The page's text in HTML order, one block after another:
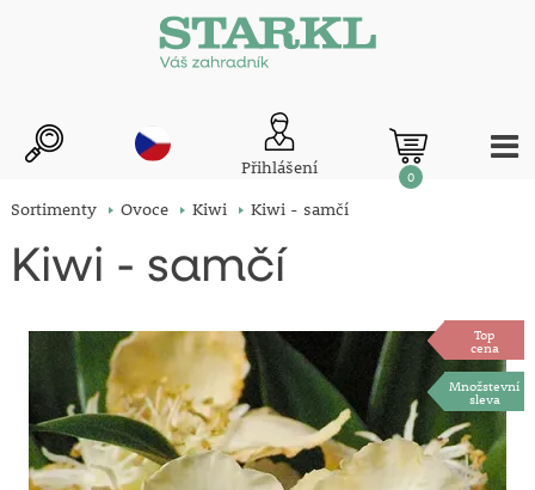
Přihlášení 0
Sortimenty Ovoce Kiwi Kiwi - samčí
Kiwi - samčí
Top
cena
Množstevní
sleva